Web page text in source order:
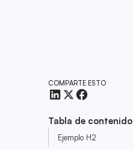
COMPARTE ESTO
Tabla de contenido
Ejemplo H2